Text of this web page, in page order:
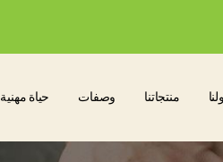
منتجاتنا وصفات حياة مهنية